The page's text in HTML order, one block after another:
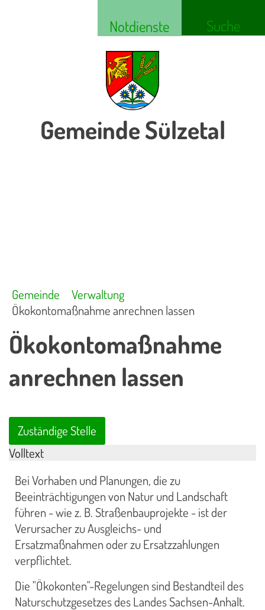
Notdienste Suche
Gemeinde Sülzetal
Gemeinde
Verwaltung
Ökokontomaßnahme anrechnen lassen
Ökokontomaßnahme
anrechnen lassen
Zuständige Stelle
Volltext
Bei Vorhaben und Planungen, die zu
Beeinträchtigungen von Natur und Landschaft
führen - wie z. B. Straßenbauprojekte - ist der
Verursacher zu Ausgleichs- und
Ersatzmaßnahmen oder zu Ersatzzahlungen
verpflichtet.
Die "Ökokonten"-Regelungen sind Bestandteil des
Naturschutzgesetzes des Landes Sachsen-Anhalt.